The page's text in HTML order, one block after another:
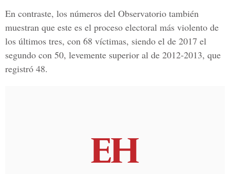
En contraste, los números del Observatorio también
muestran que este es el proceso electoral más violento de
los últimos tres, con 68 víctimas, siendo el de 2017 el
segundo con 50, levemente superior al de 2012-2013, que
registró 48.